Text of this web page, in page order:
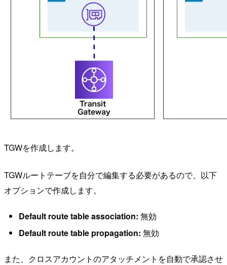
TGWを作成します。
TGWルートテーブを自分で編集する必要があるので、以下
オプションで作成します。
Default route table association: 無効
Default route table propagation: 無効
また、クロスアカウントのアタッチメントを自動で承認させ